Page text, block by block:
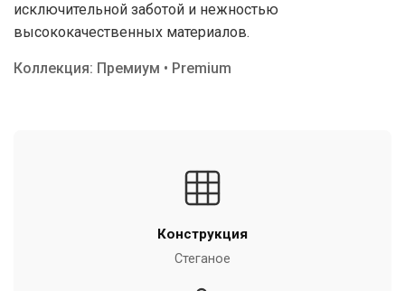
исключительной заботой и нежностью
высококачественных материалов.
Коллекция: Премиум • Premium
Конструкция
Стеганое